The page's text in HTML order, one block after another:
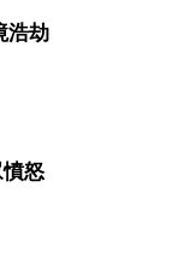
浩劫
怒